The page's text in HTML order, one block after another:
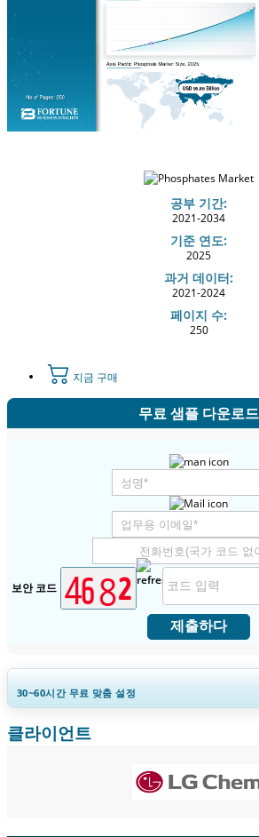
공부 기간:
2021-2034
기준 연도:
2025
과거 데이터:
2021-2024
페이지 수:
250
지금 구매
무료 샘플 다운로드
보안 코드
제출하다
30~60시간무료 맞춤 설정
지역 및 국가 범위 확장, 세그먼트 분석, 기업 프
지금 맞춤 설정
클라이언트